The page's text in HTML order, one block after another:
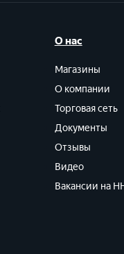
О нас
Магазины
О компании
Торговая сеть
Документы
Отзывы
Видео
Вакансии на